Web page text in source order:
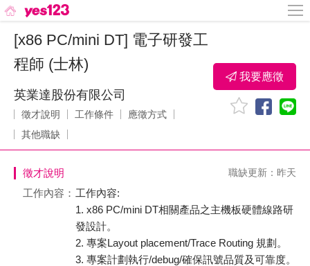
[x86 PC/mini DT] 電子研發工
程師 (士林)
英業達股份有限公司
徵才說明 工作條件
應徵方式
其他職缺
我要應徵
徵才說明 職缺更新：昨天
工作內容： 工作內容:
1. x86 PC/mini DT相關產品之主機板硬體線路研
發設計。
2. 專案Layout placement/Trace Routing 規劃。
3. 專案計劃執行/debug/確保訊號品質及可靠度。